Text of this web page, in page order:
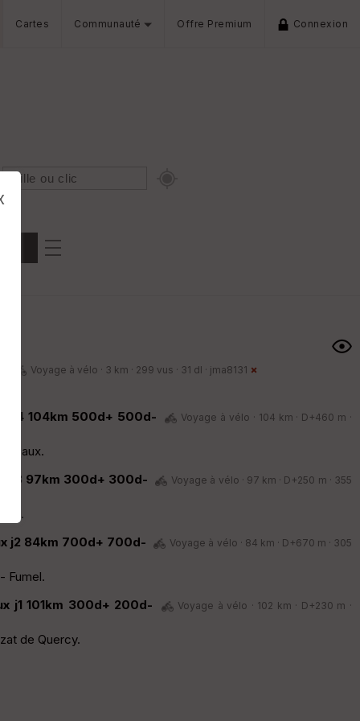
Cartes Communauté Offre Premium Connexion
Voyage à vélo · 3 km · 299 vus · 31 dl · jma8131
j4 104km 500d+ 500d-
Voyage à vélo · 104 km · D+460 m ·
j3 97km 300d+ 300d-
Voyage à vélo · 97 km · D+250 m · 355
j2 84km 700d+ 700d-
Voyage à vélo · 84 km · D+670 m · 305
Fumel.
j1 101km 300d+ 200d-
Voyage à vélo · 102 km · D+230 m ·
de Quercy.